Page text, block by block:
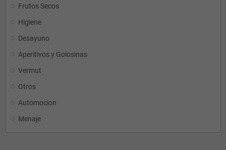
Frutos Secos
Higiene
Desayuno
Aperitivos y Golosinas
Vermut
Otros
Automocion
Menaje